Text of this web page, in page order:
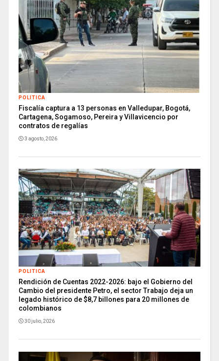
POLITICA
Fiscalía captura a 13 personas en Valledupar, Bogotá,
Cartagena, Sogamoso, Pereira y Villavicencio por
contratos de regalías
3 agosto, 2026
POLITICA
Rendición de Cuentas 2022-2026: bajo el Gobierno del
Cambio del presidente Petro, el sector Trabajo deja un
legado histórico de $8,7 billones para 20 millones de
colombianos
30 julio, 2026